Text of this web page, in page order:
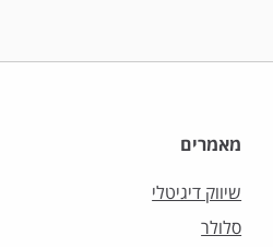
מאמרים
שיווק דיגיטלי
סלולר